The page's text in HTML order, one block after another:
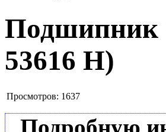
Подшипник
53616 Н)
Просмотров: 1637
Подробную